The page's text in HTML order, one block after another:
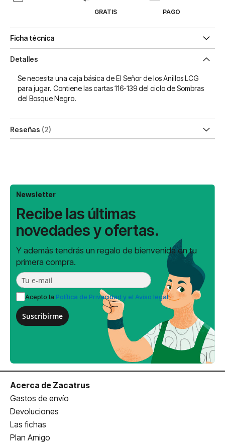
GRATIS PAGO
Ficha técnica
Detalles
Se necesita una caja básica de El Señor de los Anillos LCG
para jugar. Contiene las cartas 116-139 del ciclo de Sombras
del Bosque Negro.
Reseñas 2
Newsletter
Recibe las últimas
novedades y ofertas.
Y además tendrás un regalo de bienvenida en tu
primera compra.
Acepto la Política de Privacidad y el Aviso legal
Suscribirme
Acerca de Zacatrus
Gastos de envío
Devoluciones
Las fichas
Plan Amigo